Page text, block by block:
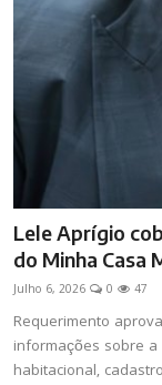
Lele Aprígio
do Minha Casa
Julho 6, 2026 0 47
Requerimento
informações sobre
habitacional,